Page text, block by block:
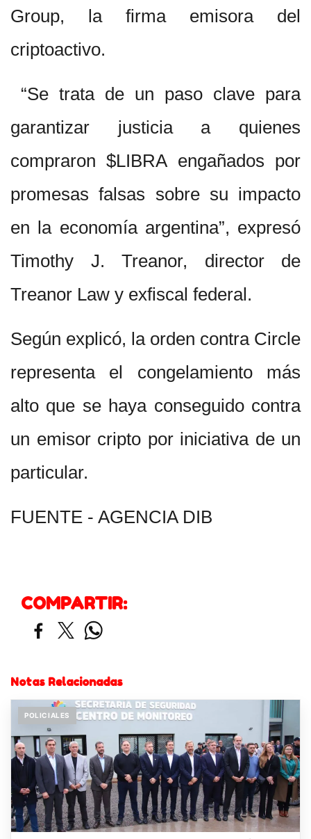
Group, la firma emisora del
criptoactivo.
“Se trata de un paso clave para
garantizar justicia a quienes
compraron $LIBRA engañados por
promesas falsas sobre su impacto
en la economía argentina”, expresó
Timothy J. Treanor, director de
Treanor Law y exfiscal federal.
Según explicó, la orden contra Circle
representa el congelamiento más
alto que se haya conseguido contra
un emisor cripto por iniciativa de un
particular.
FUENTE - AGENCIA DIB
COMPARTIR:
Notas Relacionadas
POLICIALES